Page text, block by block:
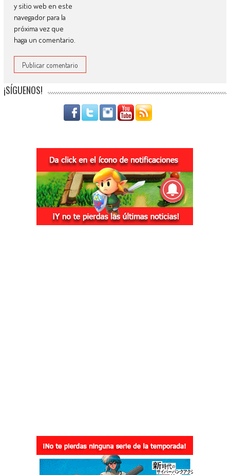
y sitio web en este
navegador para la
próxima vez que
haga un comentario.
¡SÍGUENOS!